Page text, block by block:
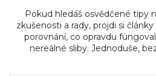
Pokud hledáš osvědčené tipy
zkušenosti a rady, projdi si
porovnání, co opravdu
nereálné sliby. Jednoduše,